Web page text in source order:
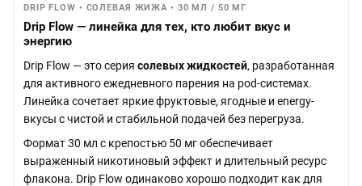
DRIP FLOW • СОЛЕВАЯ ЖИЖА • 30 МЛ / 50 МГ
Drip Flow — линейка для тех, кто любит вкус и
энергию
Drip Flow — это серия солевых жидкостей, разработанная
для активного ежедневного парения на pod-системах.
Линейка сочетает яркие фруктовые, ягодные и energy-
вкусы с чистой и стабильной подачей без перегруза.
Формат 30 мл с крепостью 50 мг обеспечивает
выраженный никотиновый эффект и длительный ресурс
флакона. Drip Flow одинаково хорошо подходит как для